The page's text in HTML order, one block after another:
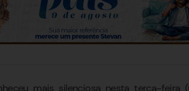
mais silenciosa nesta terça-